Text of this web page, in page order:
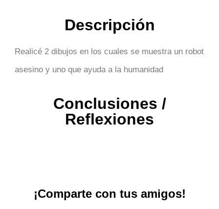
Descripción
Realicé 2 dibujos en los cuales se muestra un robot
asesino y uno que ayuda a la humanidad
Conclusiones /
Reflexiones
¡Comparte con tus amigos!